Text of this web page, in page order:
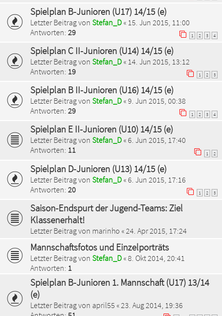
Spielplan B-Junioren (U17) 14/15 (e)
Letzter Beitrag von Stefan_D« 15. Jun 2015, 11:00
Antworten: 29 1 2 3 4
Spielplan C II-Junioren (U14) 14/15 (e)
Letzter Beitrag von Stefan_D« 14. Jun 2015, 13:12
Antworten: 19 1 2 3
Spielplan B II-Junioren (U16) 14/15 (e)
Letzter Beitrag von Stefan_D«9. Jun 2015, 00:38
Antworten: 29 1 2 3 4
Spielplan E II-Junioren (U10) 14/15 (e)
Letzter Beitrag von Stefan_D«6. Jun 2015, 17:40
Antworten: 11 1 2
Spielplan D-Junioren (U13) 14/15 (e)
Letzter Beitrag von Stefan_D«6. Jun 2015, 17:16
Antworten: 20 1 2 3
Saison-Endspurt der Jugend-Teams: Ziel
Klassenerhalt!
Letzter Beitrag von marinho « 24. Apr 2015, 17:24
Mannschaftsfotos und Einzelporträts
Letzter Beitrag von Stefan_D«8. Okt 2014, 20:41
Antworten: 1
Spielplan B-Junioren 1. Mannschaft (U17) 13/14
(e)
Letzter Beitrag von april55 « 23. Aug 2014, 19:36